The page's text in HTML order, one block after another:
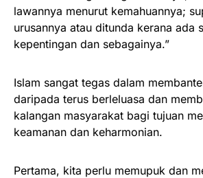
lawannya menurut kemahuannya;
urusannya atau ditunda kerana ada
kepentingan dan sebagainya.”
Islam sangat tegas dalam
daripada terus berleluasa dan
kalangan masyarakat bagi tujuan
keamanan dan keharmonian.
Pertama, kita perlu memupuk dan